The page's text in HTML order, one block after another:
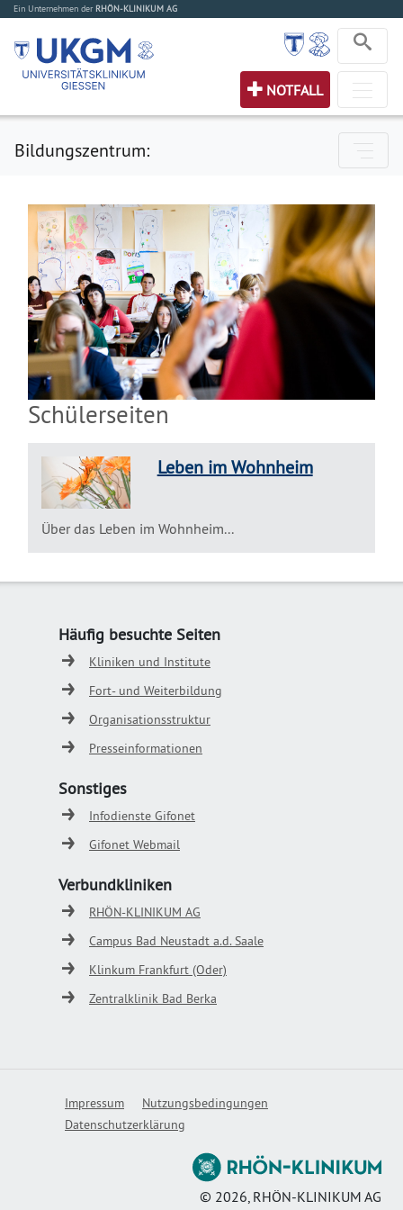
Ein Unternehmen der RHÖN-KLINIKUM AG
NOTFALL
Bildungszentrum:
Schülerseiten
Leben im Wohnheim
Über das Leben im Wohnheim...
Häufig besuchte Seiten
Kliniken und Institute
Fort- und Weiterbildung
Organisationsstruktur
Presseinformationen
Sonstiges
Infodienste Gifonet
Gifonet Webmail
Verbundkliniken
RHÖN-KLINIKUM AG
Campus Bad Neustadt a.d. Saale
Klinkum Frankfurt (Oder)
Zentralklinik Bad Berka
Impressum
Nutzungsbedingungen
Datenschutzerklärung
© 2026, RHÖN-KLINIKUM AG